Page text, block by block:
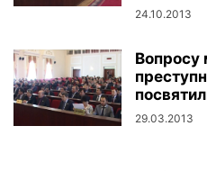
24.10.2013
Вопросу
29.03.2013